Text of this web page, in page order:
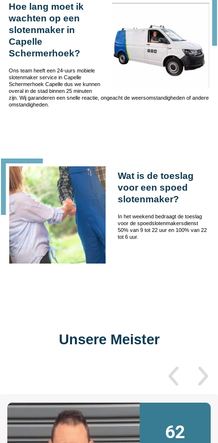
Hoe lang moet ik
wachten op een
slotenmaker in
Capelle
Schermerhoek?
Ons team heeft een 24-uurs mobiele
slotenmaker service in Capelle
Schermerhoek Capelle dus we kunnen
overal in de stad binnen 25 minuten
zijn. Wij garanderen een snelle reactie, ongeacht de weersomstandigheden of andere
omstandigheden.
Wat is de toeslag
voor een spoed
slotenmaker?
In het weekend bedraagt de toeslag
voor de spoedslotenmakersdienst
50% van 9 tot 22 uur en 100% van 22
tot 6 uur.
Unsere Meister
62